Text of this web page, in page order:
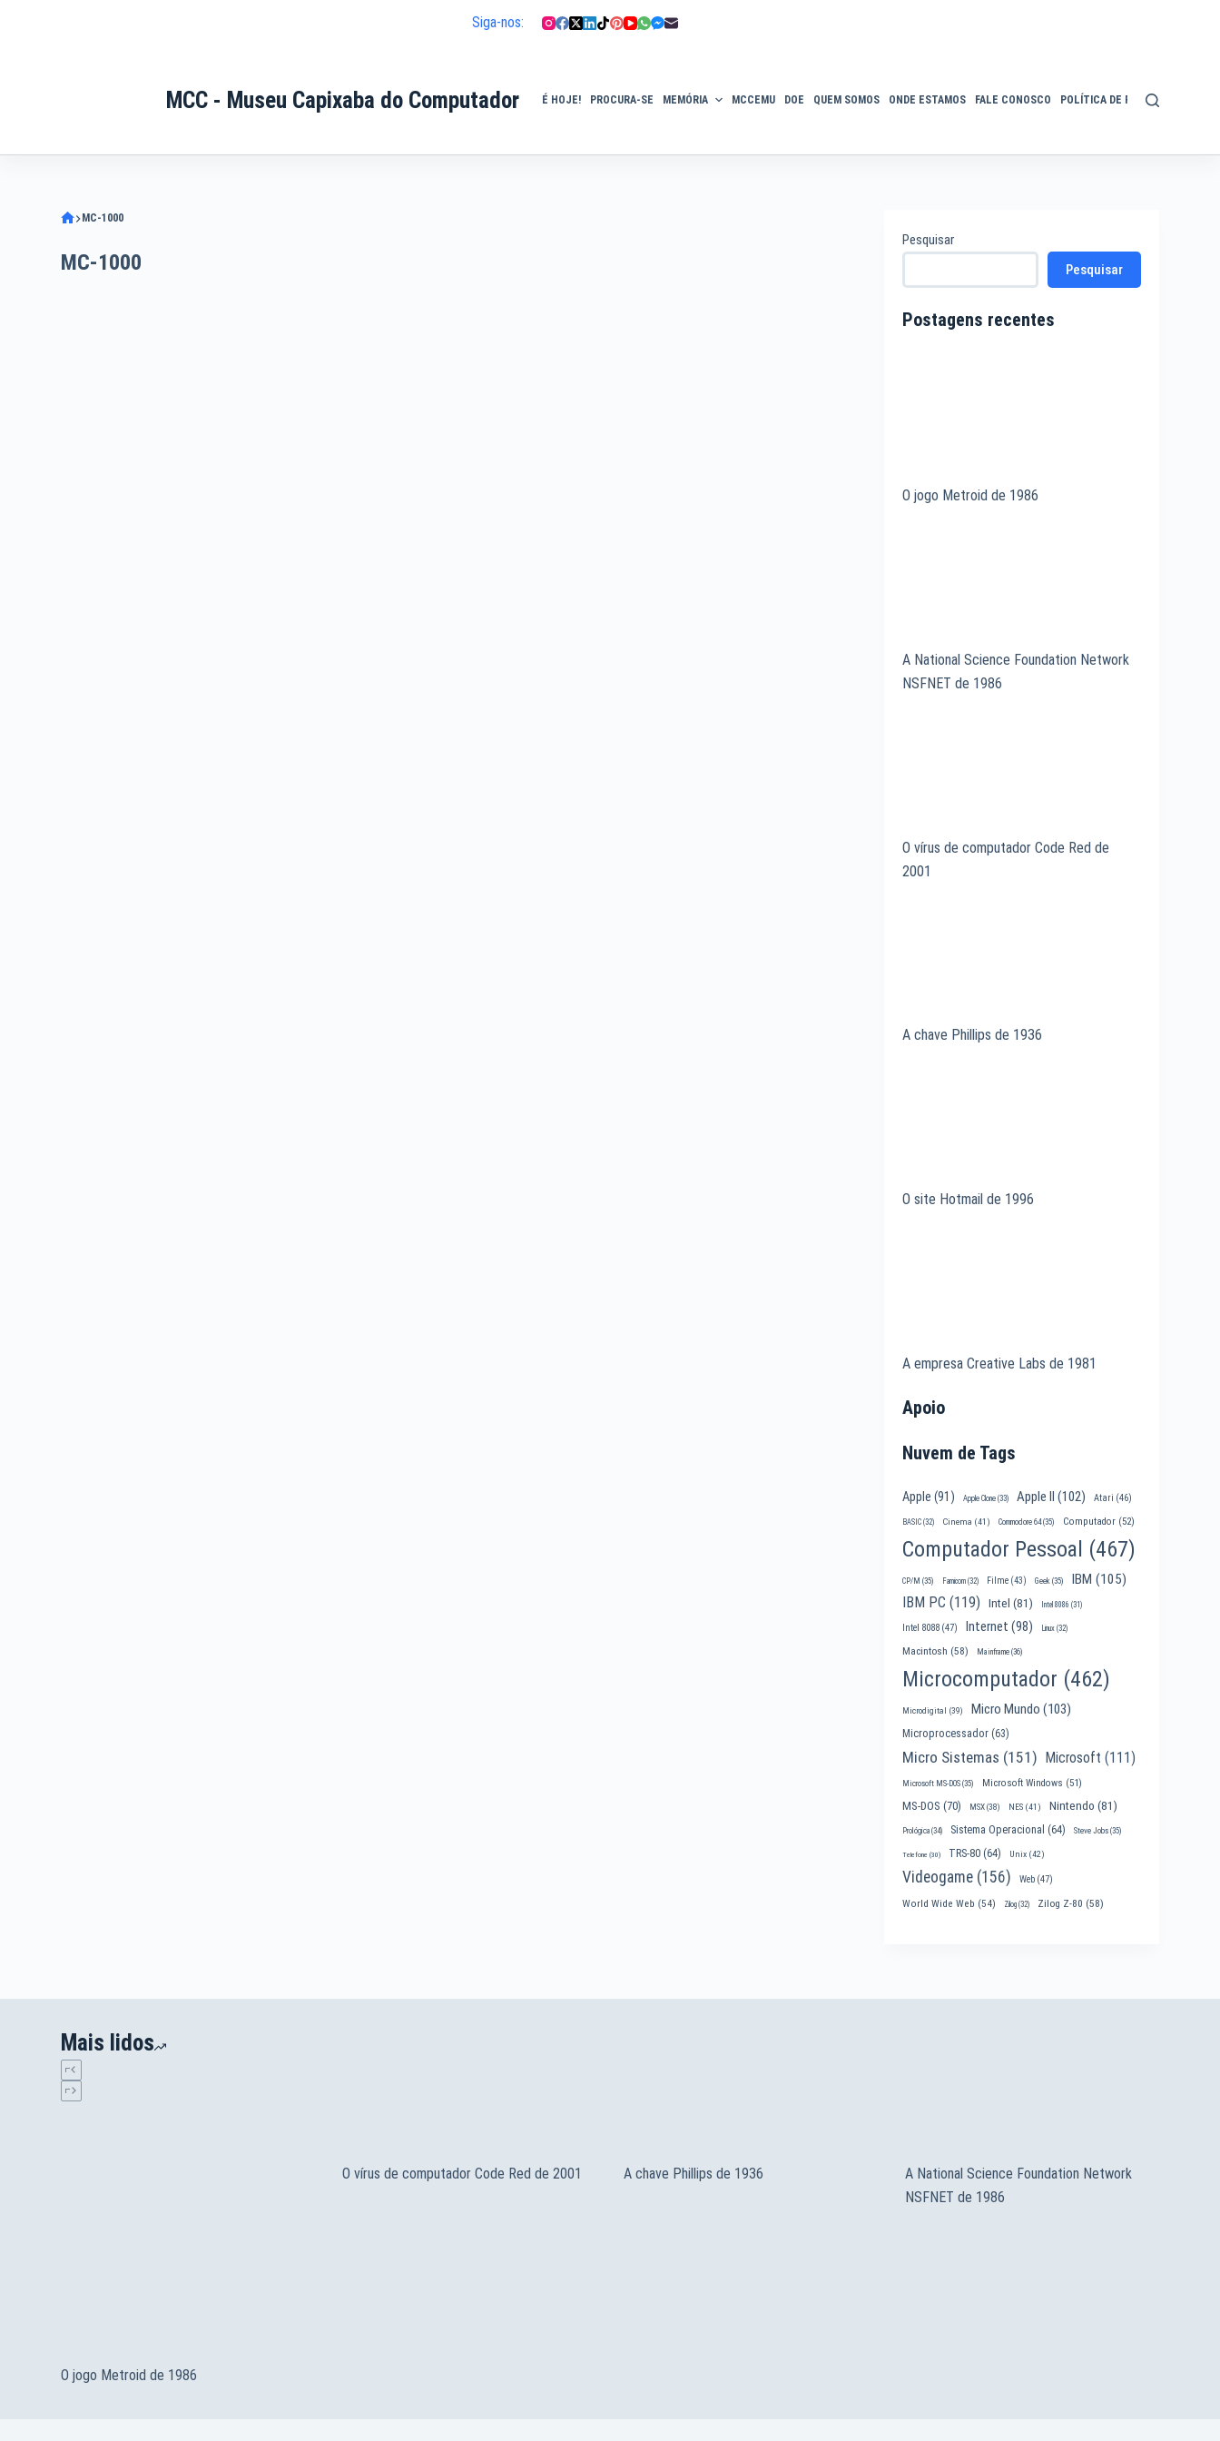
Siga-nos:
MCC - Museu Capixaba do Computador É HOJE! PROCURA-SE MEMÓRIA MCCEMU DOE QUEM SOMOS ONDE ESTAMOS FALE CONOSCO POLÍTICA DE PRIVACIDADE
MC-1000
MC-1000
Pesquisar
Pesquisar
Postagens recentes
O jogo Metroid de 1986
A National Science Foundation Network
NSFNET de 1986
O vírus de computador Code Red de
2001
A chave Phillips de 1936
O site Hotmail de 1996
A empresa Creative Labs de 1981
Apoio
Nuvem de Tags
Apple (91) Apple Clone (33) Apple II (102) Atari (46)
BASIC (32) Cinema (41) Commodore 64(35) Computador (52)
Computador Pessoal (467)
CP/M (35) Famicom (32) Filme (43) Geek (35) IBM (105)
IBM PC (119) Intel (81) Intel 8086 (31)
Intel 8088 (47) Internet (98) Linux (32)
Macintosh (58) Mainframe (36)
Microcomputador (462)
Microdigital (39) Micro Mundo (103)
Microprocessador (63)
Micro Sistemas (151) Microsoft (111)
Microsoft MS-DOS (35) Microsoft Windows (51)
MS-DOS (70) MSX(38) NES (41) Nintendo (81)
Prológica (34) Sistema Operacional (64) Steve Jobs (35)
Telefone (30) TRS-80 (64) Unix (42)
Videogame (156) Web (47)
World Wide Web (54) Zilog (32) Zilog Z-80 (58)
Mais lidos
O vírus de computador Code Red de 2001 A chave Phillips de 1936
A National Science Foundation Network
NSFNET de 1986
O jogo Metroid de 1986